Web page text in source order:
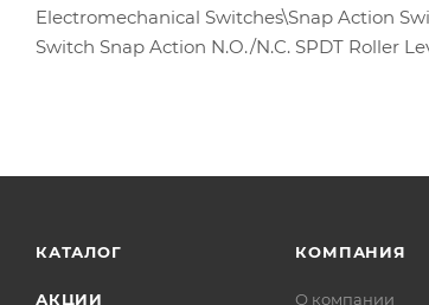
Electromechanical Switches\Snap Action
Switch Snap Action N.O./N.C. SPDT Roller
КАТАЛОГ
АКЦИИ
КОМПАНИЯ
О компании